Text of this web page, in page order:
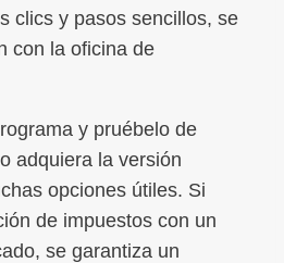
clics y pasos sencillos, se
con la oficina de
y pruébelo de
adquiera la versión
opciones útiles. Si
de impuestos con un
se garantiza un